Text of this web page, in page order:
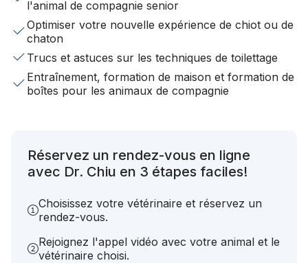
l'animal de compagnie senior
Optimiser votre nouvelle expérience de chiot ou de
chaton
Trucs et astuces sur les techniques de toilettage
Entraînement, formation de maison et formation de
boîtes pour les animaux de compagnie
Réservez un rendez-vous en ligne
avec Dr. Chiu en 3 étapes faciles!
Choisissez votre vétérinaire et réservez un
rendez-vous.
Rejoignez l'appel vidéo avec votre animal et le
vétérinaire choisi.